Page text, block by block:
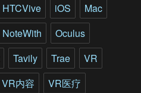
何
不
HTCVive iOS
Mac
NoteWith
Oculus
Tavily Trae
VR
VR内容
VR医疗